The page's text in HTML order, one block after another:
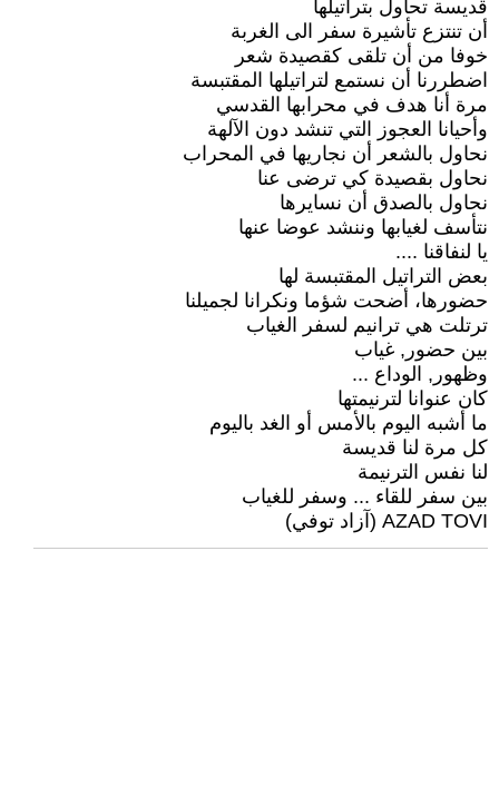
قديسة تحاول بتراتيلها
أن تنتزع تأشيرة سفر الى الغربة
خوفا من أن تلقى كقصيدة شعر
اضطررنا أن نستمع لتراتيلها المقتبسة
مرة أنا هدف في محرابها القدسي
وأحيانا العجوز التي تنشد دون الآلهة
نحاول بالشعر أن نجاريها في المحراب
نحاول بقصيدة كي ترضى عنا
نحاول بالصدق أن نسايرها
نتأسف لغيابها وننشد عوضا عنها
يا لنفاقنا ....
بعض التراتيل المقتبسة لها
حضورها، أضحت شؤما ونكرانا لجميلنا
ترتلت هي ترانيم لسفر الغياب
بين حضور, غياب
وظهور, الوداع ...
كان عنوانا لترنيمتها
ما أشبه اليوم بالأمس أو الغد باليوم
كل مرة لنا قديسة
لنا نفس الترنيمة
بين سفر للقاء ... وسفر للغياب
AZAD TOVI (آزاد توفي)